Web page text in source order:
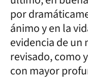
por
ánimo y en la
evidencia de un
revisado, como
con mayor